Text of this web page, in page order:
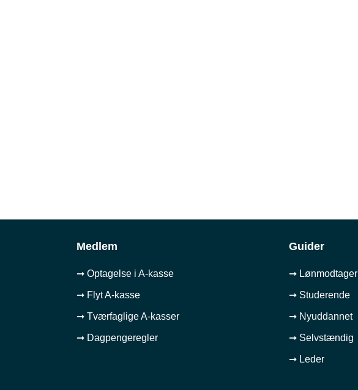
Medlem
➞ Optagelse i A-kasse
➞ Flyt A-kasse
➞ Tværfaglige A-kasser
➞ Dagpengeregler
Guider
➞ Lønmodtager
➞ Studerende
➞ Nyuddannet
➞ Selvstændig
➞ Leder